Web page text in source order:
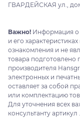
ГВАРДЕЙСКАЯ ул.,
Важно! Информация о
и его
ознакомления и не
товара подготовлено
производителя
электронных и
оставляет за собой
или комплектацию
Для уточнения всех
консультанту артикул .